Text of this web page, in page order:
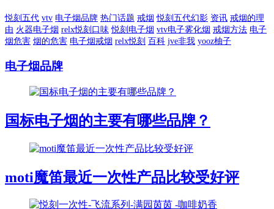
悦刻五代 vtv 电子烟品牌 热门话题 戒烟 悦刻五代幻影 资讯 戒烟的理
由 火器电子烟 relx悦刻口味 悦刻电子烟 vtv电子雾化烟 戒烟方法 电子
烟危害 烟的危害 电子烟戒烟 relx悦刻 百科 jve非我 yooz柚子
电子烟品牌
国标电子烟的主要有哪些品牌？
moti魔笛最近一次性产品比较受好评